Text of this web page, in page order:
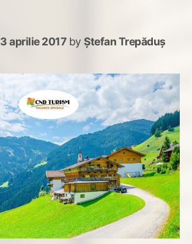
3 aprilie 2017by Ștefan Trepăduș